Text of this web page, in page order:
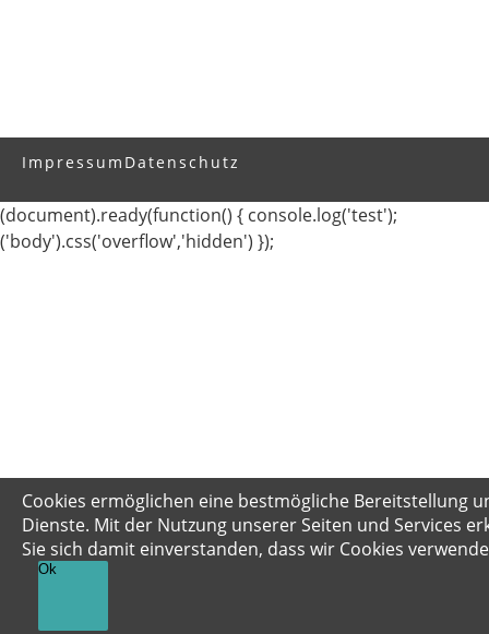
Impressum Datenschutz
Cookies ermöglichen eine bestmögliche Bereitstellung
Dienste. Mit der Nutzung unserer Seiten und Services
Sie sich damit einverstanden, dass wir Cookies
Ok
(document).ready(function() { console.log('test');
('body').css('overflow','hidden') });